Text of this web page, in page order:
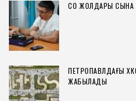
СҚО ЖОЛДАРЫ
ПЕТРОПАВЛДАҒЫ
ЖАБЫЛАДЫ